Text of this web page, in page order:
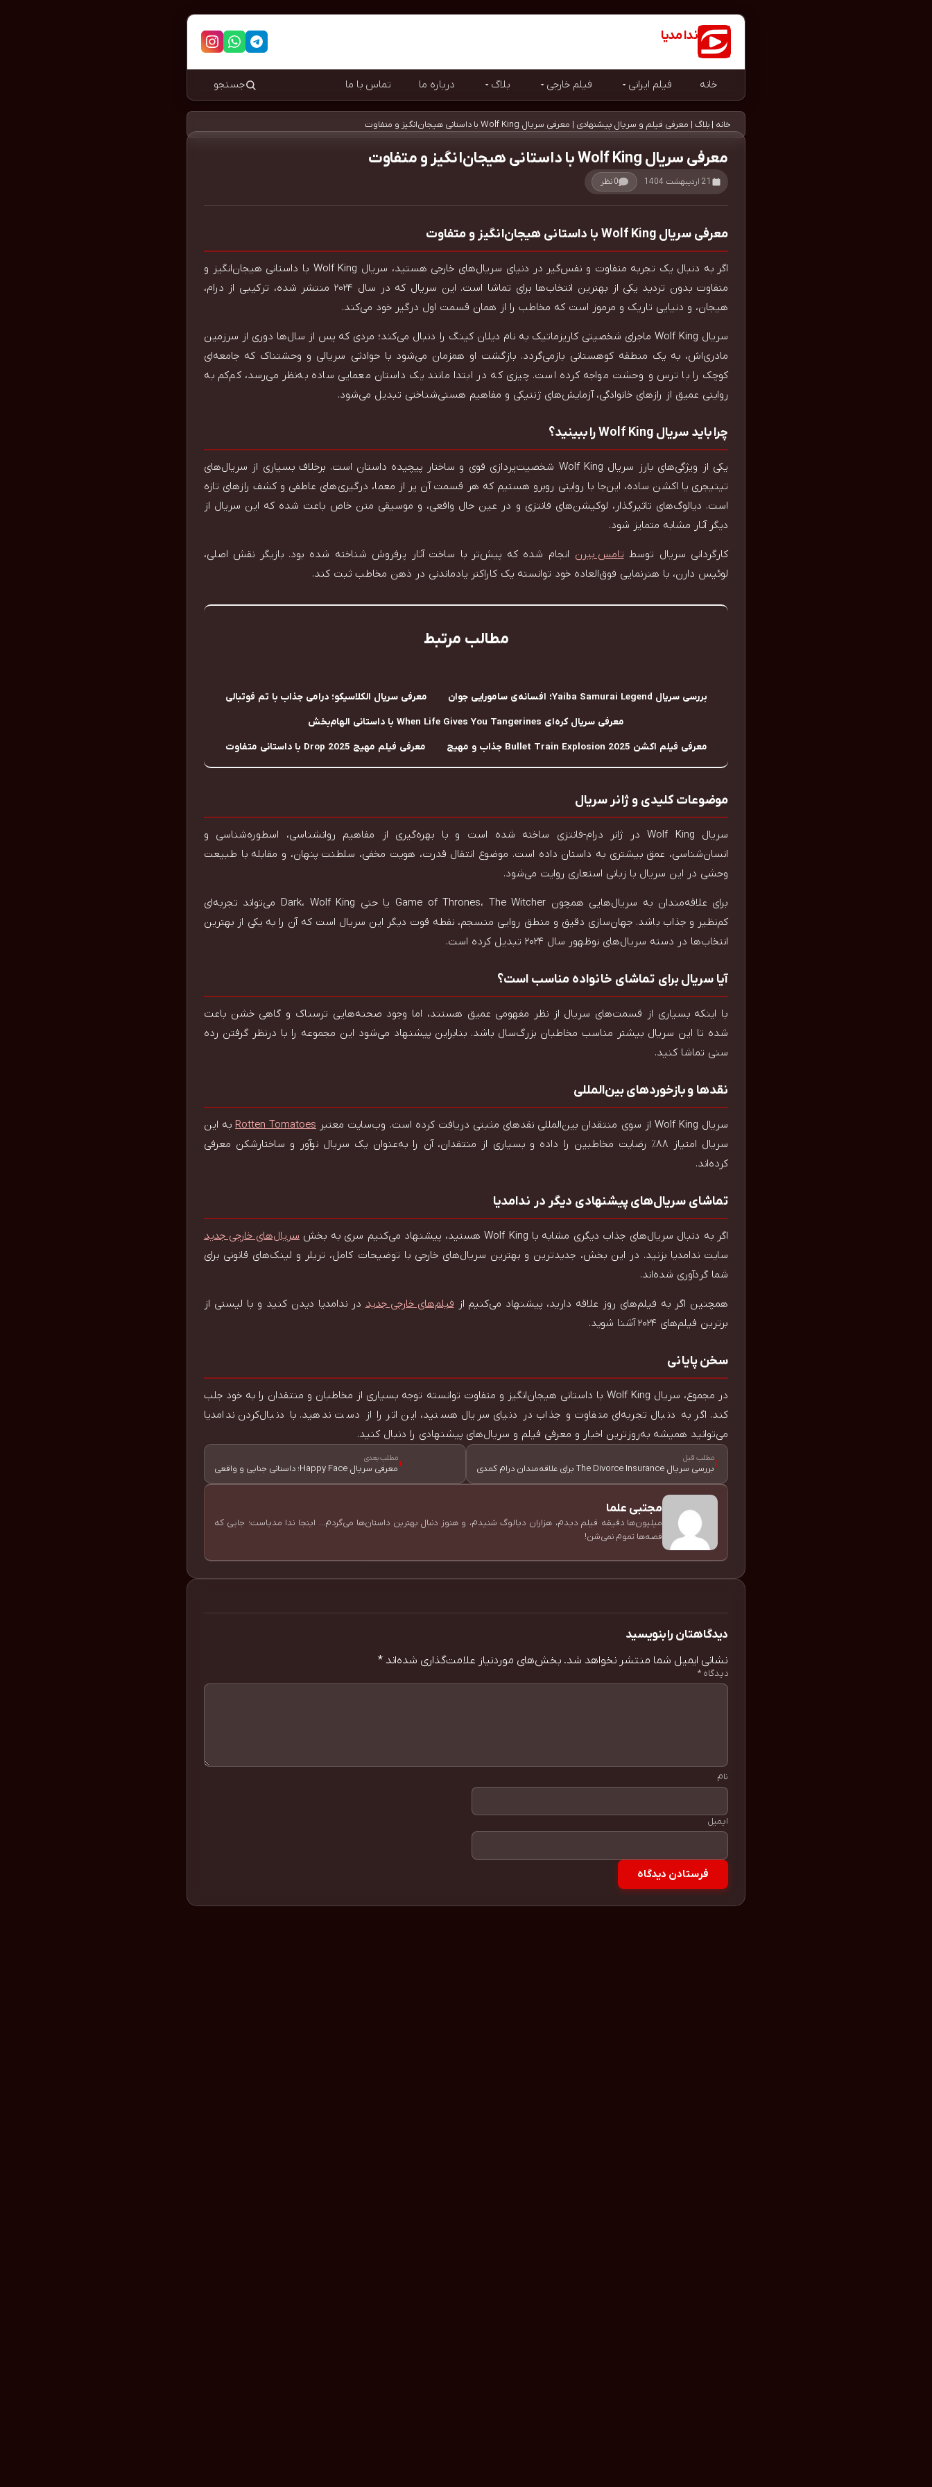
ندا مدیا
خانه فیلم ایرانی فیلم خارجی بلاگ درباره ما تماس با ما جستجو
خانه | بلاگ| معرفی فیلم و سریال پیشنهادی | معرفی سریال Wolf King با داستانی هیجان‌انگیز و متفاوت
معرفی سریال Wolf King با داستانی هیجان‌انگیز و متفاوت
21 اردیبهشت 1404 0 نظر
معرفی سریال Wolf King با داستانی هیجان‌انگیز و متفاوت
اگر به دنبال یک تجربه متفاوت و نفس‌گیر در دنیای سریال‌های خارجی هستید، سریال Wolf King با داستانی هیجان‌انگیز و
متفاوت بدون تردید یکی از بهترین انتخاب‌ها برای تماشا است. این سریال که در سال ۲۰۲۴ منتشر شده، ترکیبی از درام،
هیجان، و دنیایی تاریک و مرموز است که مخاطب را از همان قسمت اول درگیر خود می‌کند.
سریال Wolf King ماجرای شخصیتی کاریزماتیک به نام دیلان کینگ را دنبال می‌کند؛ مردی که پس از سال‌ها دوری از سرزمین
مادری‌اش، به یک منطقه کوهستانی بازمی‌گردد. بازگشت او همزمان می‌شود با حوادثی سریالی و وحشتناک که جامعه‌ای
کوچک را با ترس و وحشت مواجه کرده است. چیزی که در ابتدا مانند یک داستان معمایی ساده به‌نظر می‌رسد، کم‌کم به
روایتی عمیق از رازهای خانوادگی، آزمایش‌های ژنتیکی و مفاهیم هستی‌شناختی تبدیل می‌شود.
چرا باید سریال Wolf King را ببینید؟
یکی از ویژگی‌های بارز سریال Wolf King شخصیت‌پردازی قوی و ساختار پیچیده داستان است. برخلاف بسیاری از سریال‌های
تینیجری یا اکشن ساده، این‌جا با روایتی روبرو هستیم که هر قسمت آن پر از معما، درگیری‌های عاطفی و کشف رازهای تازه
است. دیالوگ‌های تاثیرگذار، لوکیشن‌های فانتزی و در عین حال واقعی، و موسیقی متن خاص باعث شده که این سریال از
دیگر آثار مشابه متمایز شود.
کارگردانی سریال توسطتامس بیرن انجام شده که پیش‌تر با ساخت آثار پرفروش شناخته شده بود. بازیگر نقش اصلی،
لوئیس دارن، با هنرنمایی فوق‌العاده‌ خود توانسته یک کاراکتر یادماندنی در ذهن مخاطب ثبت کند.
مطالب مرتبط
بررسی سریال Yaiba Samurai Legend؛ افسانه‌ی سامورایی جوان معرفی سریال الکلاسیکو؛ درامی جذاب با تم فوتبالی
معرفی سریال کره‌ای When Life Gives You Tangerines با داستانی الهام‌بخش
معرفی فیلم اکشن Bullet Train Explosion 2025 جذاب و مهیج معرفی فیلم مهیج Drop 2025 با داستانی متفاوت
موضوعات کلیدی و ژانر سریال
سریال Wolf King در ژانر درام-فانتزی ساخته شده است و با بهره‌گیری از مفاهیم روانشناسی، اسطوره‌شناسی و
انسان‌شناسی، عمق بیشتری به داستان داده است. موضوع انتقال قدرت، هویت مخفی، سلطنت پنهان، و مقابله با طبیعت
وحشی در این سریال با زبانی استعاری روایت می‌شود.
برای علاقه‌مندان به سریال‌هایی همچون Game of Thrones، The Witcher یا حتی Dark، Wolf King می‌تواند تجربه‌ای
کم‌نظیر و جذاب باشد. جهان‌سازی دقیق و منطق روایی منسجم، نقطه قوت دیگر این سریال است که آن را به یکی از بهترین
انتخاب‌ها در دسته سریال‌های نوظهور سال ۲۰۲۴ تبدیل کرده است.
آیا سریال برای تماشای خانواده مناسب است؟
با اینکه بسیاری از قسمت‌های سریال از نظر مفهومی عمیق هستند، اما وجود صحنه‌هایی ترسناک و گاهی خشن باعث
شده تا این سریال بیشتر مناسب مخاطبان بزرگ‌سال باشد. بنابراین پیشنهاد می‌شود این مجموعه را با درنظر گرفتن رده
سنی تماشا کنید.
نقدها و بازخوردهای بین‌المللی
سریال Wolf King از سوی منتقدان بین‌المللی نقدهای مثبتی دریافت کرده است. وب‌سایت معتبر Rotten Tomatoes به این
سریال امتیاز ۸۸٪ رضایت مخاطبین را داده و بسیاری از منتقدان، آن را به‌عنوان یک سریال نوآور و ساختارشکن معرفی
کرده‌اند.
تماشای سریال‌های پیشنهادی دیگر در ندامدیا
اگر به دنبال سریال‌های جذاب دیگری مشابه با Wolf King هستید، پیشنهاد می‌کنیم سری به بخش
سریال‌های خارجی جدید
سایت ندامدیا بزنید. در این بخش، جدیدترین و بهترین سریال‌های خارجی با توضیحات کامل، تریلر و لینک‌های قانونی برای
شما گردآوری شده‌اند.
همچنین اگر به فیلم‌های روز علاقه دارید، پیشنهاد می‌کنیم از فیلم‌های خارجی جدید در ندامدیا دیدن کنید و با لیستی از
برترین فیلم‌های ۲۰۲۴ آشنا شوید.
سخن پایانی
در مجموع، سریال Wolf King با داستانی هیجان‌انگیز و متفاوت توانسته توجه بسیاری از مخاطبان و منتقدان را به خود جلب
کند. اگر به دنبال تجربه‌ای متفاوت و جذاب در دنیای سریال هستید، این اثر را از دست ندهید. با دنبال‌کردن ندامدیا
می‌توانید همیشه به‌روزترین اخبار و معرفی فیلم‌ و سریال‌های پیشنهادی را دنبال کنید.
›مطلب قبل
بررسی سریال The Divorce Insurance برای علاقه‌مندان درام کمدی
مطلب بعدی
معرفی سریال Happy Face؛ داستانی جنایی و واقعی‹
مجتبی علما
میلیون‌ها دقیقه فیلم دیدم، هزاران دیالوگ شنیدم، و هنوز دنبال بهترین داستان‌ها می‌گردم... اینجا ندا مدیاست؛ جایی که
قصه‌ها تموم نمی‌شن!
دیدگاهتان را بنویسید
نشانی ایمیل شما منتشر نخواهد شد. بخش‌های موردنیاز علامت‌گذاری شده‌اند *
دیدگاه *
نام
ایمیل